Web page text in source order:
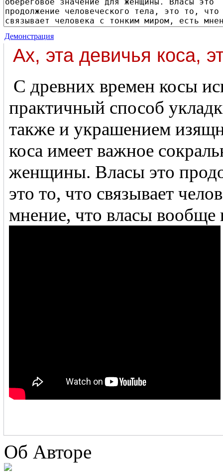
Демонстрация
Ах, эта девичья коса,
практичный способ
также и украшением
коса имеет важное
женщины. Власы это
это то, что связывает
мнение, что власы вообще
Об Авторе